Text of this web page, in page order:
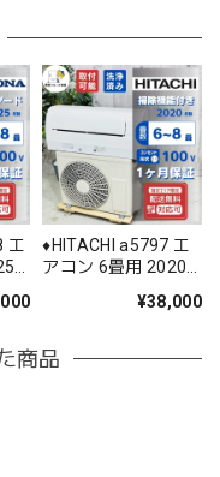
エ
♦️HITACHI a5797 エ
アコン 6畳用 2020
¥38,000
商品